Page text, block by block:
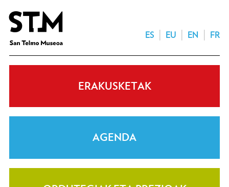
ES EU EN FR
ERAKUSKETAK
AGENDA